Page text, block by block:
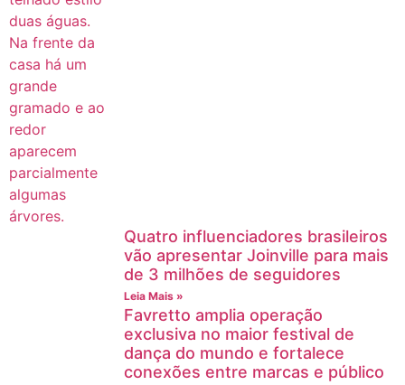
Quatro influenciadores brasileiros
vão apresentar Joinville para mais
de 3 milhões de seguidores
Leia Mais »
Favretto amplia operação
exclusiva no maior festival de
dança do mundo e fortalece
conexões entre marcas e público